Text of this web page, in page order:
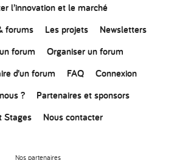
l’innovationet le marché
forums
Les projets
Newsletters
forum
Organiser un forum
d’un forum
FAQ
Connexion
?
Partenaires et sponsors
Stages
Nous contacter
Nos partenaires